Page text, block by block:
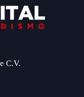
C.V.